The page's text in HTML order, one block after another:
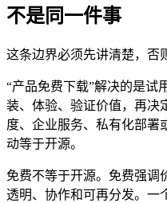
不是同一件事
这条边界必须先讲清楚，否
“产品免费下载”解决的是试
装、体验、验证价值，再决
度、企业服务、私有化部署
动等于开源。
免费不等于开源。免费强调
透明、协作和可再分发。一